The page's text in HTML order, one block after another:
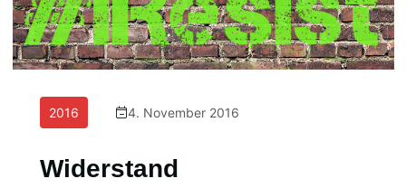
2016 4. November 2016
Widerstand